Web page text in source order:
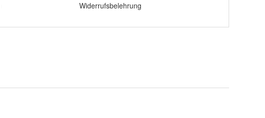
Widerrufsbelehrung